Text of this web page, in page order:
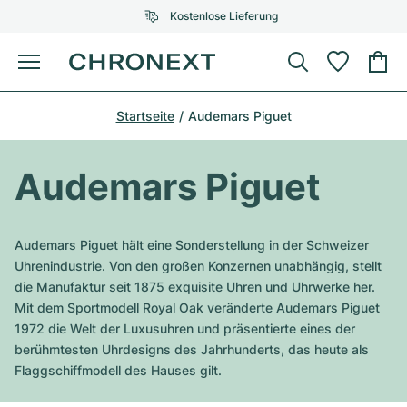
Kostenlose Lieferung
Menü
AUSGEWÄHLTE MARKEN
Alle Rolex Modelle
Top-Modelle
Air-King
Omega
Alle Omega Modelle
Top-Modelle
Patek Philippe
Alle Patek Philippe Modelle
Audemars Piguet
Cartier
Breitling
Schmuck
AUSGEWÄHLTE MARKEN
Tiffany
Louis Vuitton
Gebauer & Gebauer
Van Cleef & Arpels
Neuzugänge
Service
Startseite Audemars Piguet
Audemars Piguet
Audemars Piguet hält eine Sonderstellung in der Schweizer
Uhrenindustrie. Von den großen Konzernen unabhängig, stellt
die Manufaktur seit 1875 exquisite Uhren und Uhrwerke her.
Mit dem Sportmodell Royal Oak veränderte Audemars Piguet
1972 die Welt der Luxusuhren und präsentierte eines der
berühmtesten Uhrdesigns des Jahrhunderts, das heute als
Flaggschiffmodell des Hauses gilt.